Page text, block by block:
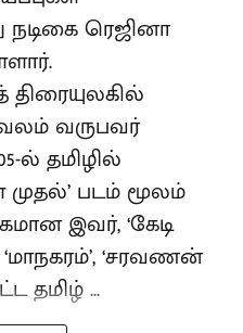
ரெஜினா
திரையுலகில்
வருபவர்
ல் தமிழில்
படம் மூலம்
இவர், ‘கேடி
‘மாநகரம்’, ‘சரவணன்
தமிழ் ...